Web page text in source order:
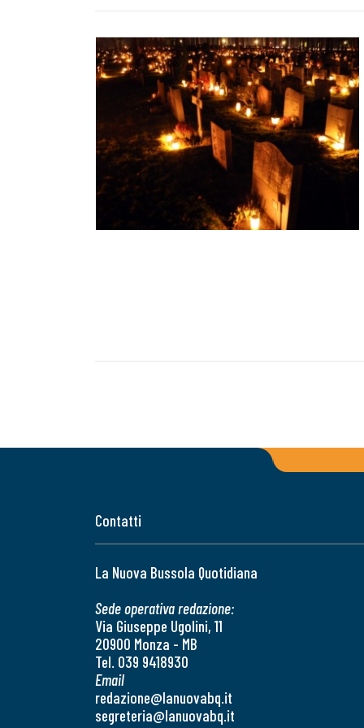
Contatti
La Nuova Bussola Quotidiana
Sede operativa redazione:
Via Giuseppe Ugolini, 11
20900 Monza - MB
Tel. 039 9418930
Email
redazione@lanuovabq.it
segreteria@lanuovabq.it